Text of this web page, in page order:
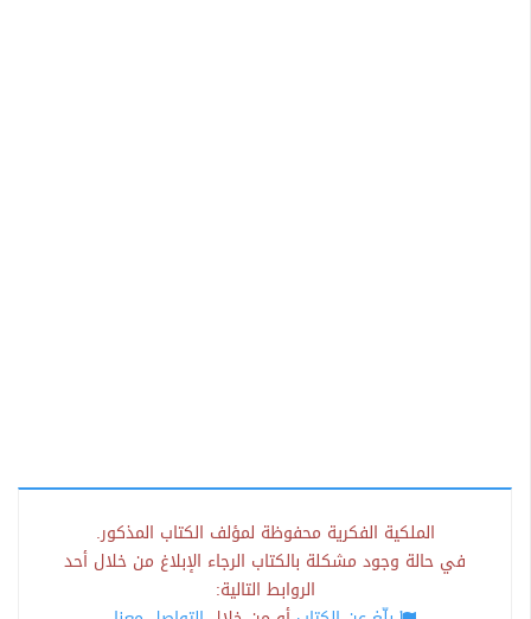
الملكية الفكرية محفوظة لمؤلف الكتاب المذكور.
في حالة وجود مشكلة بالكتاب الرجاء الإبلاغ من خلال أحد
الروابط التالية: